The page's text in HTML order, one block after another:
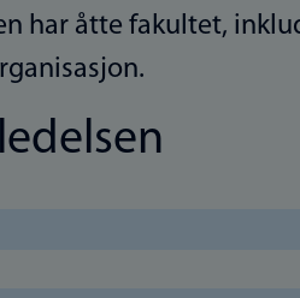
har åtte fakultet,